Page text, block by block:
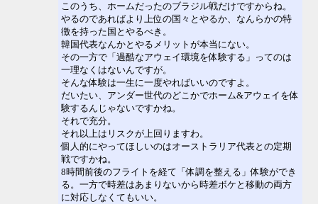
このうち、ホームだったのブラジル戦だけですからね。
やるのであればより上位の国々とやるか、なんらかの特
徴を持った国とやるべき。
韓国代表なんかとやるメリットが本当にない。
その一方で「過酷なアウェイ環境を体験する」ってのは
一理なくはないんですが。
そんな体験は一生に一度やればいいのですよ。
だいたい、アンダー世代のどこかでホーム&アウェイを体
験するんじゃないですかね。
それで充分。
それ以上はリスクが上回りますわ。
個人的にやってほしいのはオーストラリア代表との定期
戦ですかね。
8時間前後のフライトを経て「体調を整える」体験ができ
る。一方で時差はあまりないから時差ボケと移動の両方
に対応しなくてもいい。